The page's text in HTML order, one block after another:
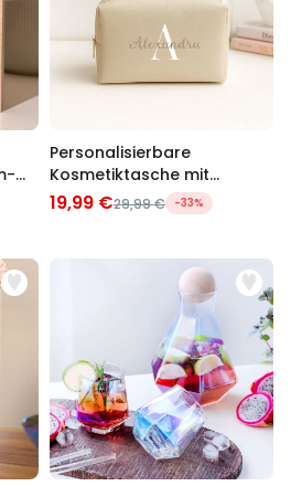
Personalisierbare
Kosmetiktasche mit
Monogram
19,99 €29,99 € -33%